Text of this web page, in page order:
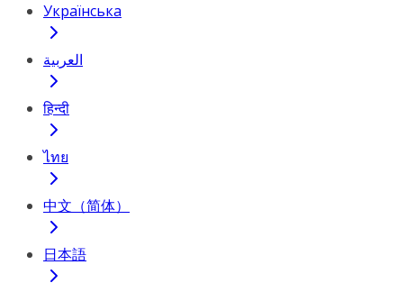
Українська
العربية
हिन्दी
ไทย
中文（简体）
日本語